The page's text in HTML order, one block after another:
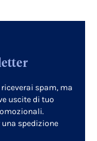
spam, ma
uscite di tuo
spedizione